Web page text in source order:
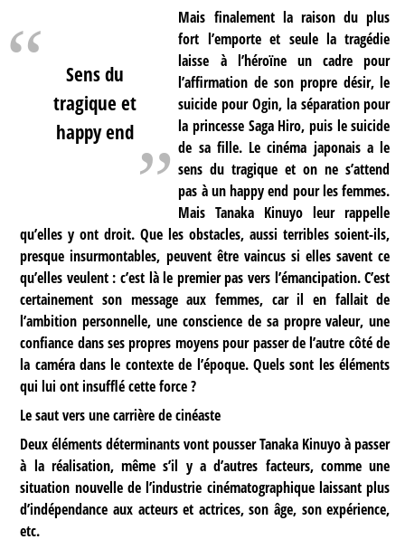
Sens du
tragique et
happy end
Mais finalement la raison du plus
fort l’emporte et seule la tragédie
laisse à l’héroïne un cadre pour
l’affirmation de son propre désir, le
suicide pour Ogin, la séparation pour
la princesse Saga Hiro, puis le suicide
de sa fille. Le cinéma japonais a le
sens du tragique et on ne s’attend
pas à un happy end pour les femmes.
Mais Tanaka Kinuyo leur rappelle
qu’elles y ont droit. Que les obstacles, aussi terribles soient-ils,
presque insurmontables, peuvent être vaincus si elles savent ce
qu’elles veulent : c’est là le premier pas vers l’émancipation. C’est
certainement son message aux femmes, car il en fallait de
l’ambition personnelle, une conscience de sa propre valeur, une
confiance dans ses propres moyens pour passer de l’autre côté de
la caméra dans le contexte de l’époque. Quels sont les éléments
qui lui ont insufflé cette force ?
Le saut vers une carrière de cinéaste
Deux éléments déterminants vont pousser Tanaka Kinuyo à passer
à la réalisation, même s’il y a d’autres facteurs, comme une
situation nouvelle de l’industrie cinématographique laissant plus
d’indépendance aux acteurs et actrices, son âge, son expérience,
etc.